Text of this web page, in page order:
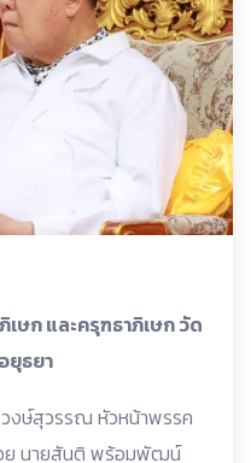
ษก และครุฑธาภิเษก วัด
ยุธยา
งษ์สุวรรณ หัวหน้าพรรค
ย นายสันติ พร้อมพัฒน์